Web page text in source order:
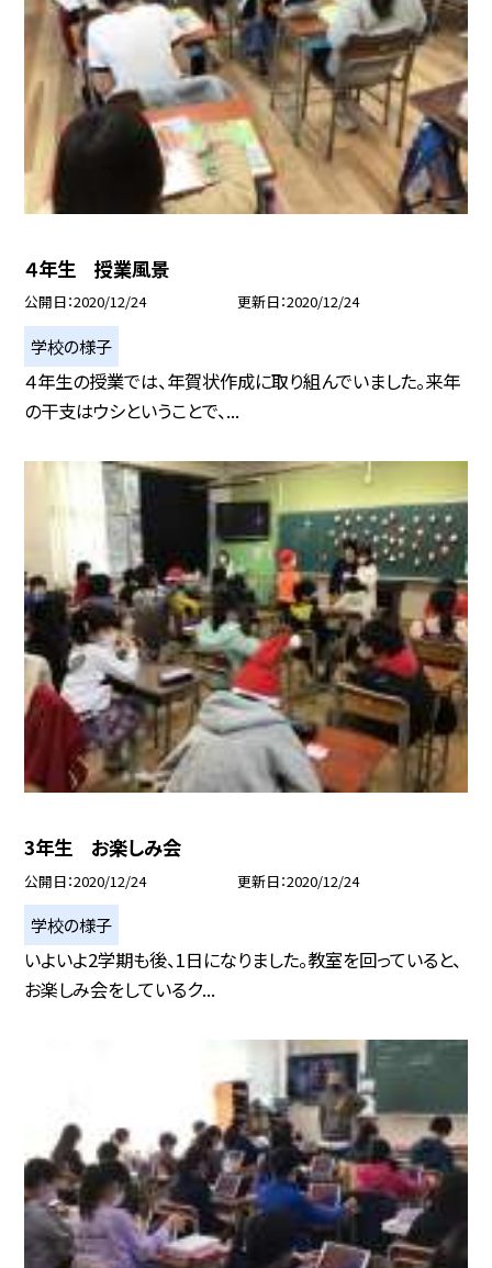
４年生 授業風景
公開日 2020/12/24 更新日 2020/12/24
学校の様子
４年生の授業では、年賀状作成に取り組んでいました。来年
の干支はウシということで、...
3年生 お楽しみ会
公開日 2020/12/24 更新日 2020/12/24
学校の様子
いよいよ2学期も後、1日になりました。教室を回っていると、
お楽しみ会をしているク...